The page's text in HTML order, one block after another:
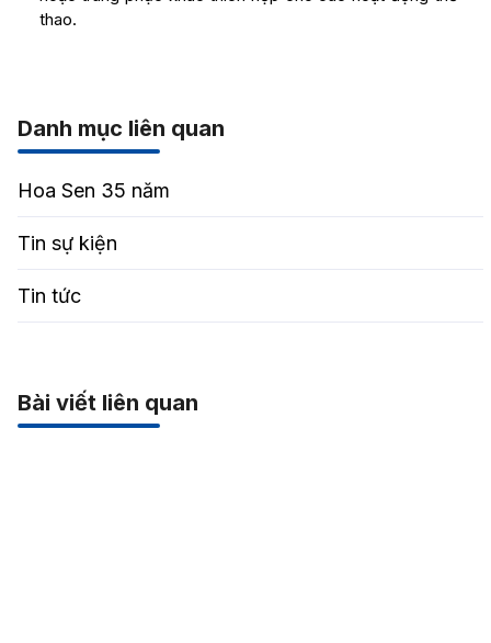
thao.
Danh mục liên quan
Hoa Sen 35 năm
Tin sự kiện
Tin tức
Bài viết liên quan